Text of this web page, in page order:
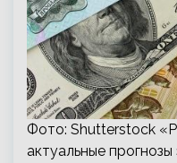
Фото: Shutterstock
актуальные